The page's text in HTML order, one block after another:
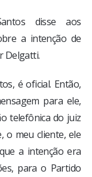
disse aos
a intenção de
Delgatti.
é oficial. Então,
para ele,
telefônica do juiz
o meu cliente, ele
a intenção era
para o Partido